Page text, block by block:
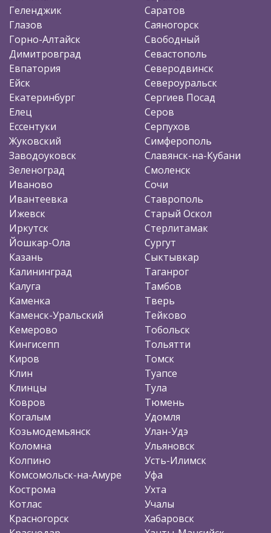
Геленджик
Глазов
Горно-Алтайск
Димитровград
Евпатория
Ейск
Екатеринбург
Елец
Ессентуки
Жуковский
Заводоуковск
Зеленоград
Иваново
Ивантеевка
Ижевск
Иркутск
Йошкар-Ола
Казань
Калининград
Калуга
Каменка
Каменск-Уральский
Кемерово
Кингисепп
Киров
Клин
Клинцы
Ковров
Когалым
Козьмодемьянск
Коломна
Колпино
Комсомольск-на-Амуре
Кострома
Котлас
Красногорск
Саратов
Саяногорск
Свободный
Севастополь
Северодвинск
Североуральск
Сергиев Посад
Серов
Серпухов
Симферополь
Славянск-на-Кубани
Смоленск
Сочи
Ставрополь
Старый Оскол
Стерлитамак
Сургут
Сыктывкар
Таганрог
Тамбов
Тверь
Тейково
Тобольск
Тольятти
Томск
Туапсе
Тула
Тюмень
Удомля
Улан-Удэ
Ульяновск
Усть-Илимск
Уфа
Ухта
Учалы
Хабаровск